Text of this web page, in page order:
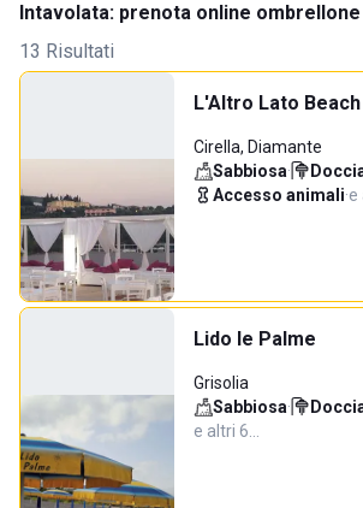
Intavolata: prenota online
13 Risultati
L'Altro Lato Beach
Cirella, Diamante
Sabbiosa·
Accesso animali·e
Lido le Palme
Grisolia
Sabbiosa·
e altri 6…